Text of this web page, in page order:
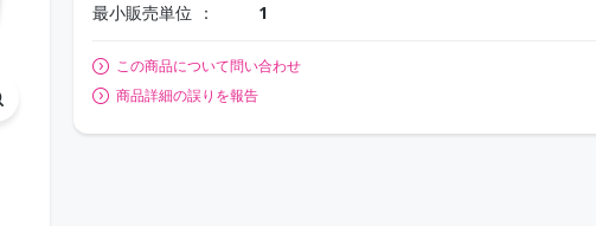
最小販売単位 1
この商品について問い合わせ
商品詳細の誤りを報告